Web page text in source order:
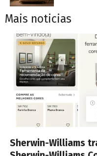
Mais noticias
Sherwin-Williams